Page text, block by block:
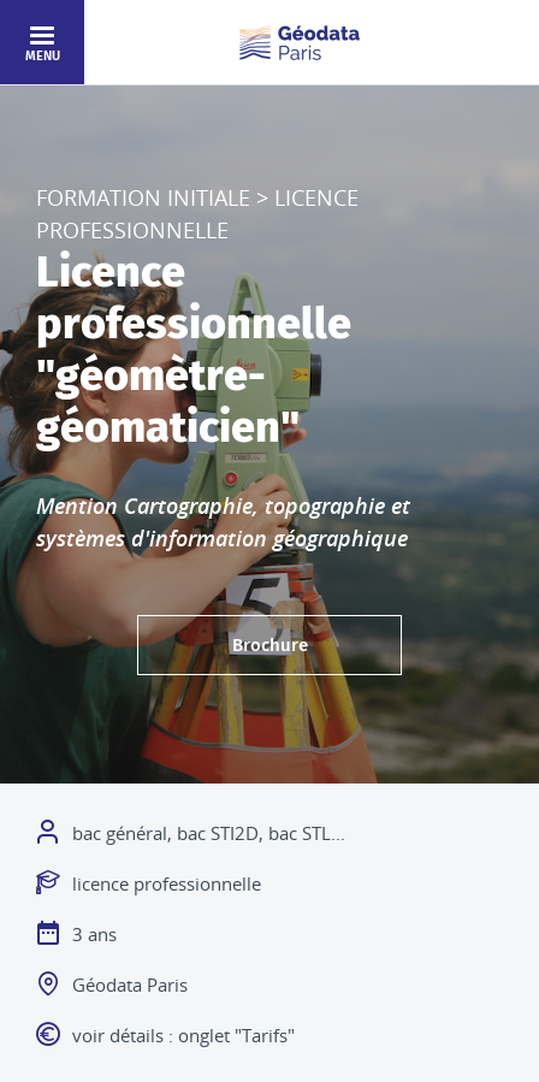
Aller au contenu principal
MENU
FORMATION INITIALE > LICENCE
PROFESSIONNELLE
Licence
professionnelle
"géomètre-
géomaticien"
Mention Cartographie, topographie et
systèmes d'information géographique
Brochure
Niveau admission
bac général, bac STI2D, bac STL...
Diplôme délivré
licence professionnelle
Durée
3 ans
Lieu
Géodata Paris
Frais de scolarité
voir détails : onglet "Tarifs"